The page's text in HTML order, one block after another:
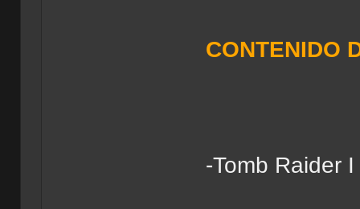
CONTENIDO
-Tomb Raider I